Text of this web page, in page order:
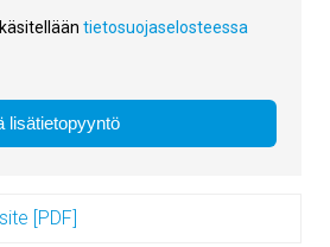
tietosuojaselosteessa
[PDF]